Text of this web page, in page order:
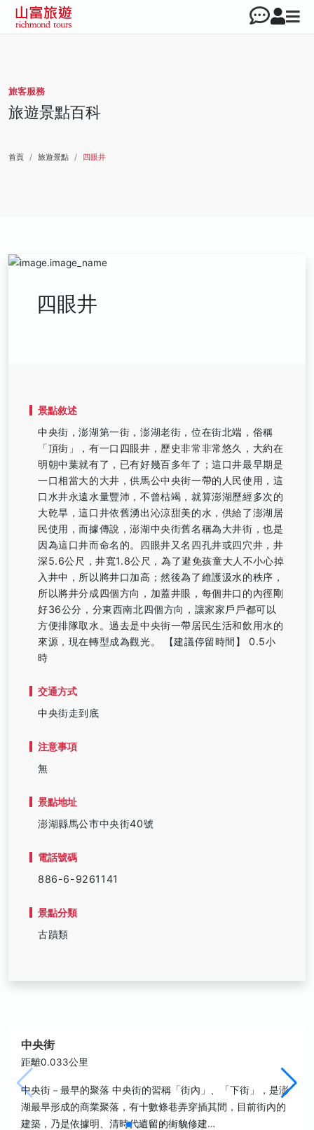
旅客服務
旅遊景點百科
首頁 旅遊景點 四眼井
四眼井
景點敘述
中央街，澎湖第一街，澎湖老街，位在街北端，俗稱
「頂街」，有一口四眼井，歷史非常非常悠久，大約在
明朝中葉就有了，已有好幾百多年了；這口井最早期是
一口相當大的大井，供馬公中央街一帶的人民使用，這
口水井永遠水量豐沛，不曾枯竭，就算澎湖歷經多次的
大乾旱，這口井依舊湧出沁涼甜美的水，供給了澎湖居
民使用，而據傳說，澎湖中央街舊名稱為大井街，也是
因為這口井而命名的。四眼井又名四孔井或四穴井，井
深5.6公尺，井寬1.8公尺，為了避免孩童大人不小心掉
入井中，所以將井口加高；然後為了維護汲水的秩序，
所以將井分成四個方向，加蓋井眼，每個井口的內徑剛
好36公分，分東西南北四個方向，讓家家戶戶都可以
方便排隊取水。過去是中央街一帶居民生活和飲用水的
來源，現在轉型成為觀光。 【建議停留時間】 0.5小
時
交通方式
中央街走到底
注意事項
無
景點地址
澎湖縣馬公市中央街40號
電話號碼
886-6-9261141
景點分類
古蹟類
中央街
距離0.033公里
中央街－最早的聚落 中央街的習稱「街內」、「下街」，是澎
湖最早形成的商業聚落，有十數條巷弄穿插其間，目前街內的
建築，乃是依據明、清時代遺留的街貌修建…